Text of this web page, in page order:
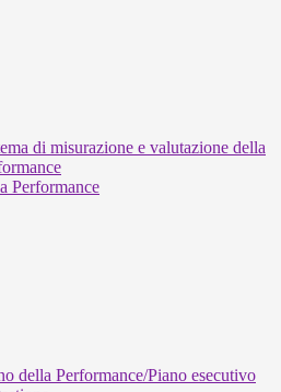
di misurazione e valutazione della
Performance
della Performance/Piano esecutivo